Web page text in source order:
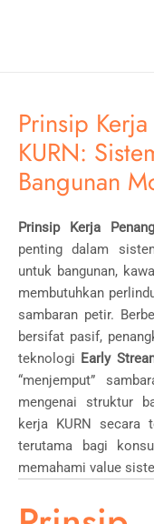
Prinsip
KURN:
Bangunan
Prinsip Kerja
penting dalam
untuk bangunan,
membutuhkan
sambaran petir.
bersifat pasif,
teknologi Early
“menjemput”
mengenai struktur
kerja KURN secara
terutama bagi
memahami value